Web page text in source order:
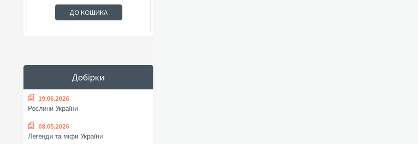
ДО КОШИКА
Добірки
19.06.2026
Рослини України
08.05.2026
Легенди та міфи України